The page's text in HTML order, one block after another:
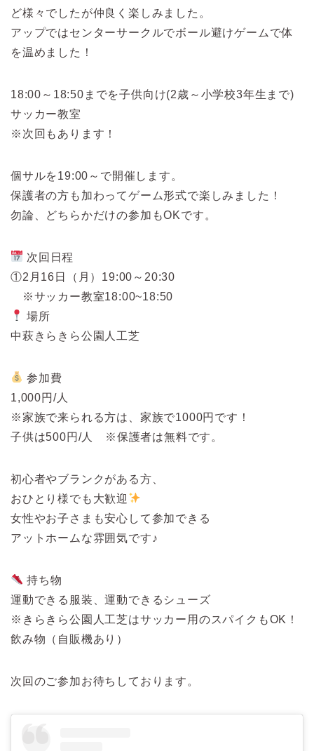
ど様々でしたが仲良く楽しみました。
アップではセンターサークルでボール避けゲームで体
を温めました！
18:00～18:50までを子供向け(2歳～小学校3年生まで)
サッカー教室
※次回もあります！
個サルを19:00～で開催します。
保護者の方も加わってゲーム形式で楽しみました！
勿論、どちらかだけの参加もOKです。
次回日程
①2月16日（月）19:00～20:30
※サッカー教室18:00~18:50
場所
中萩きらきら公園人工芝
参加費
1,000円/人
※家族で来られる方は、家族で1000円です！
子供は500円/人 ※保護者は無料です。
初心者やブランクがある方、
おひとり様でも大歓迎
女性やお子さまも安心して参加できる
アットホームな雰囲気です♪
持ち物
運動できる服装、運動できるシューズ
※きらきら公園人工芝はサッカー用のスパイクもOK！
飲み物（自販機あり）
次回のご参加お待ちしております。